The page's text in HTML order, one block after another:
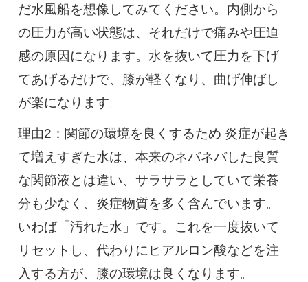
だ水風船を想像してみてください。内側から
の圧力が高い状態は、それだけで痛みや圧迫
感の原因になります。水を抜いて圧力を下げ
てあげるだけで、膝が軽くなり、曲げ伸ばし
が楽になります。
理由2：関節の環境を良くするため 炎症が起き
て増えすぎた水は、本来のネバネバした良質
な関節液とは違い、サラサラとしていて栄養
分も少なく、炎症物質を多く含んでいます。
いわば「汚れた水」です。これを一度抜いて
リセットし、代わりにヒアルロン酸などを注
入する方が、膝の環境は良くなります。